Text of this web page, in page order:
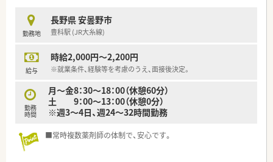
勤務地
長野県 安曇野市
豊科駅 (JR大糸線)
給与
時給2,000円～2,200円
※就業条件、経験等を考慮のうえ、面接後決定。
勤務
時間
月～金8：30～18：00（休憩60分）
土 9：00～13：00（休憩0分）
※週3～4日、週24～32時間勤務
■常時複数薬剤師の体制で、安心です。